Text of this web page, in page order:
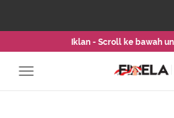
Iklan - Scroll ke bawah